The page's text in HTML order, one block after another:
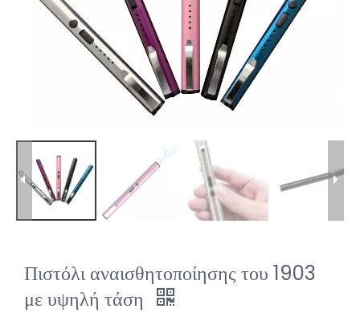
Πιστόλι αναισθητοποίησης του 1903
με υψηλή τάση